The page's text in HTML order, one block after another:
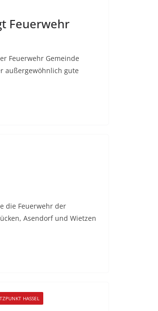
Feuerwehr
Feuerwehr Gemeinde
außergewöhnlich gute
die Feuerwehr der
Asendorf und Wietzen
HASSEL